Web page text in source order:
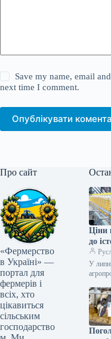
Save my name, email
next time I comment.
Опублікувати
Про сайт
«Фермерство
в Україні» —
портал для
фермерів і
всіх, хто
цікавиться
сільським
господарство
Ціни
до
У
даними
ООН…